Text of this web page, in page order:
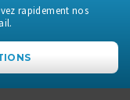
rapidement nos